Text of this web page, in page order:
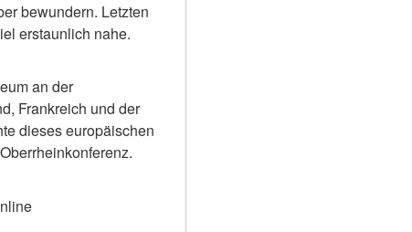
bewundern. Letzten
erstaunlich nahe.
an der
Frankreich und der
dieses europäischen